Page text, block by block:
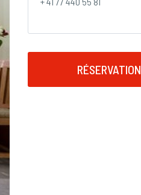
RÉSERVATION